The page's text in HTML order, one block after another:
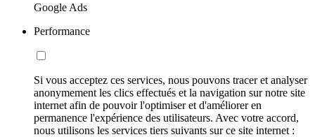
Google Ads
Performance
Si vous acceptez ces services, nous pouvons tracer et analyser
anonymement les clics effectués et la navigation sur notre site
internet afin de pouvoir l'optimiser et d'améliorer en
permanence l'expérience des utilisateurs. Avec votre accord,
nous utilisons les services tiers suivants sur ce site internet :